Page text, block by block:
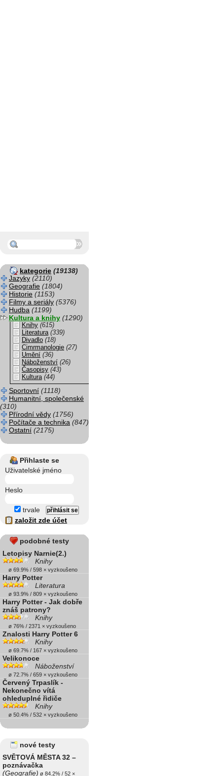
kategorie (19138)
Jazyky (2110)
Geografie (1804)
Historie (1153)
Filmy a seriály (5376)
Hudba (1199)
Kultura a knihy (1290)
Knihy (615)
Literatura (339)
Divadlo (18)
Cimrmanologie (27)
Umění (36)
Náboženství (26)
Časopisy (43)
Kultura (44)
Sportovní (1118)
Humanitní, společenské
(310)
Přírodní vědy (1756)
Počítače a technika (847)
Ostatní (2175)
Přihlaste se
Uživatelské jméno
Heslo
trvale
založit zde účet
podobné testy
Letopisy Narnie(2.)
Knihy
ø 69.9% / 598 × vyzkoušeno
Harry Potter
Literatura
ø 93.9% / 809 × vyzkoušeno
Harry Potter - Jak dobře
znáš patrony?
Knihy
ø 76% / 2371 × vyzkoušeno
Znalosti Harry Potter 6
Knihy
ø 69.7% / 167 × vyzkoušeno
Velikonoce
Náboženství
ø 72.7% / 659 × vyzkoušeno
Červený Trpaslík -
Nekonečno vítá
ohleduplné řidiče
Knihy
ø 50.4% / 532 × vyzkoušeno
nové testy
SVĚTOVÁ MĚSTA 32 –
poznávačka
(Geografie) ø 84.2% / 52 ×